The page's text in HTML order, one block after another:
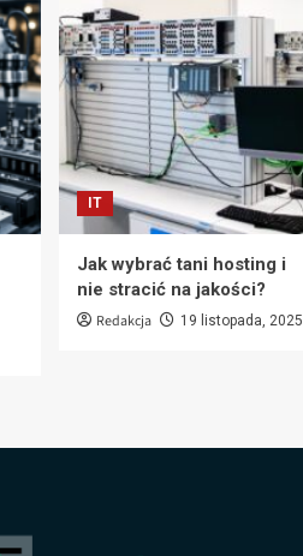
IT
Jak wybrać tani hosting i
nie stracić na jakości?
Redakcja 19 listopada, 2025